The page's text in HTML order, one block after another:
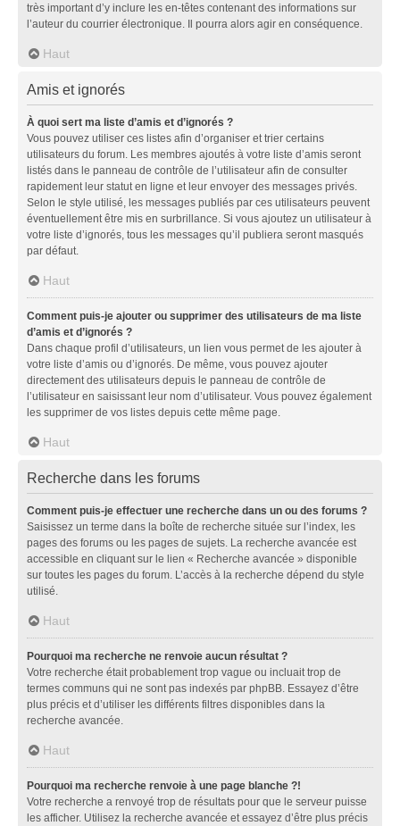
très important d’y inclure les en-têtes contenant des informations sur
l’auteur du courrier électronique. Il pourra alors agir en conséquence.
Haut
Amis et ignorés
À quoi sert ma liste d’amis et d’ignorés ?
Vous pouvez utiliser ces listes afin d’organiser et trier certains
utilisateurs du forum. Les membres ajoutés à votre liste d’amis seront
listés dans le panneau de contrôle de l’utilisateur afin de consulter
rapidement leur statut en ligne et leur envoyer des messages privés.
Selon le style utilisé, les messages publiés par ces utilisateurs peuvent
éventuellement être mis en surbrillance. Si vous ajoutez un utilisateur à
votre liste d’ignorés, tous les messages qu’il publiera seront masqués
par défaut.
Haut
Comment puis-je ajouter ou supprimer des utilisateurs de ma liste
d’amis et d’ignorés ?
Dans chaque profil d’utilisateurs, un lien vous permet de les ajouter à
votre liste d’amis ou d’ignorés. De même, vous pouvez ajouter
directement des utilisateurs depuis le panneau de contrôle de
l’utilisateur en saisissant leur nom d’utilisateur. Vous pouvez également
les supprimer de vos listes depuis cette même page.
Haut
Recherche dans les forums
Comment puis-je effectuer une recherche dans un ou des forums ?
Saisissez un terme dans la boîte de recherche située sur l’index, les
pages des forums ou les pages de sujets. La recherche avancée est
accessible en cliquant sur le lien « Recherche avancée » disponible
sur toutes les pages du forum. L’accès à la recherche dépend du style
utilisé.
Haut
Pourquoi ma recherche ne renvoie aucun résultat ?
Votre recherche était probablement trop vague ou incluait trop de
termes communs qui ne sont pas indexés par phpBB. Essayez d’être
plus précis et d’utiliser les différents filtres disponibles dans la
recherche avancée.
Haut
Pourquoi ma recherche renvoie à une page blanche ?!
Votre recherche a renvoyé trop de résultats pour que le serveur puisse
les afficher. Utilisez la recherche avancée et essayez d’être plus précis